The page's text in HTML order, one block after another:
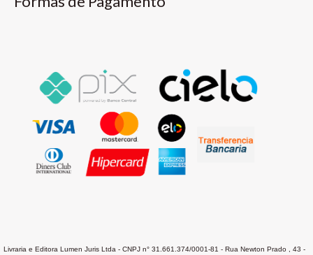
Livraria e Editora Lumen Juris Ltda - CNPJ n° 31.661.374/0001-81 - Rua Newton Prado , 43 -